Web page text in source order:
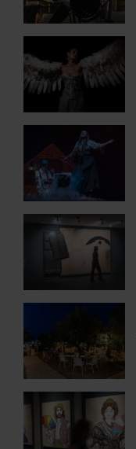
Matemáticas»
en
València
y
cenas
con
espectáculo
en
València
ver
en
agosto
en
los
teatros
Exposición
en
la
Bancaja
a
la
Fresca»
en
el
Restaurante
Villa
Indiano
Exposición
«València
Queer»